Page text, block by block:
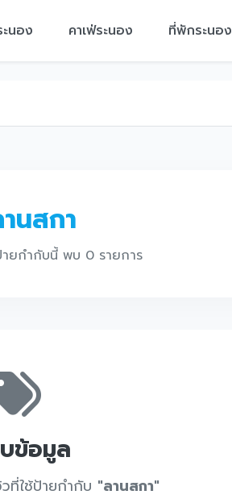
นอง คาเฟ่ระนอง ที่พักระนอง
นสกา
ายกำกับนี้ พบ 0 รายการ
ข้อมูล
ที่ใช้ป้ายกำกับ "ลานสกา"